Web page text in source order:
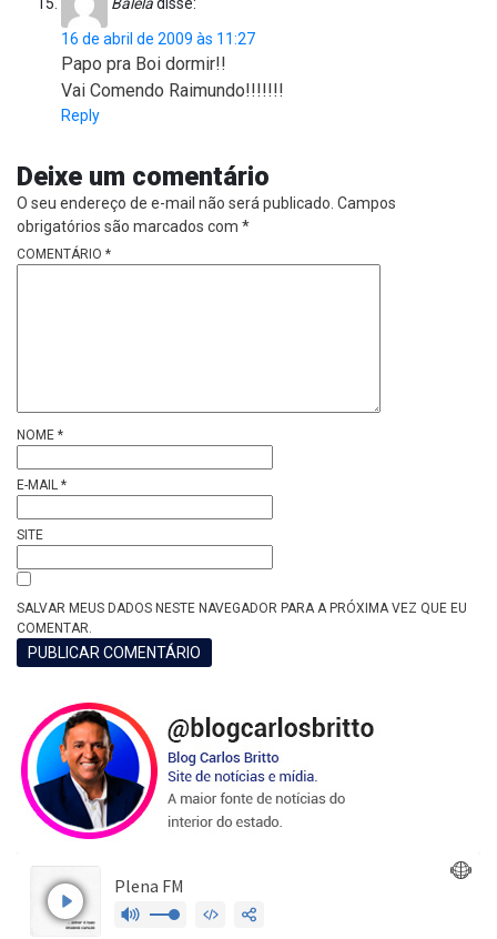
16 de abril de 2009 às 11:27
Papo pra Boi dormir!!
Vai Comendo Raimundo!!!!!!!
Reply
Deixe um comentário
O seu endereço de e-mail não será publicado. Campos
obrigatórios são marcados com *
COMENTÁRIO *
NOME *
E-MAIL *
SITE
SALVAR MEUS DADOS NESTE NAVEGADOR PARA A PRÓXIMA VEZ QUE EU
COMENTAR.